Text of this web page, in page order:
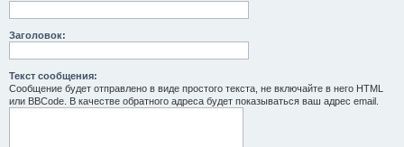
Заголовок:
Текст сообщения:
Сообщение будет отправлено в виде простого текста, не включайте в него HTML
или BBCode. В качестве обратного адреса будет показываться ваш адрес email.